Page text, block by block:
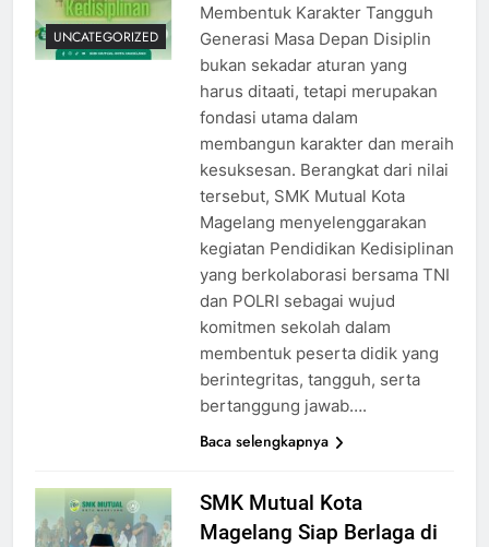
UNCATEGORIZED
Membentuk Karakter Tangguh
Generasi Masa Depan Disiplin
bukan sekadar aturan yang
harus ditaati, tetapi merupakan
fondasi utama dalam
membangun karakter dan meraih
kesuksesan. Berangkat dari nilai
tersebut, SMK Mutual Kota
Magelang menyelenggarakan
kegiatan Pendidikan Kedisiplinan
yang berkolaborasi bersama TNI
dan POLRI sebagai wujud
komitmen sekolah dalam
membentuk peserta didik yang
berintegritas, tangguh, serta
bertanggung jawab….
Baca selengkapnya
SMK Mutual Kota
Magelang Siap Berlaga di